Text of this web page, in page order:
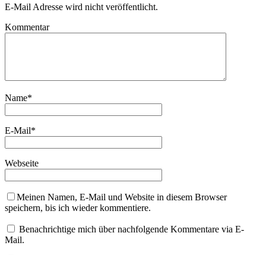
E-Mail Adresse wird nicht veröffentlicht.
Kommentar
Name*
E-Mail*
Webseite
Meinen Namen, E-Mail und Website in diesem Browser
speichern, bis ich wieder kommentiere.
Benachrichtige mich über nachfolgende Kommentare via E-
Mail.